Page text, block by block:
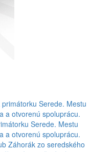
Serede. Mestu
a otvorenú spoluprácu.